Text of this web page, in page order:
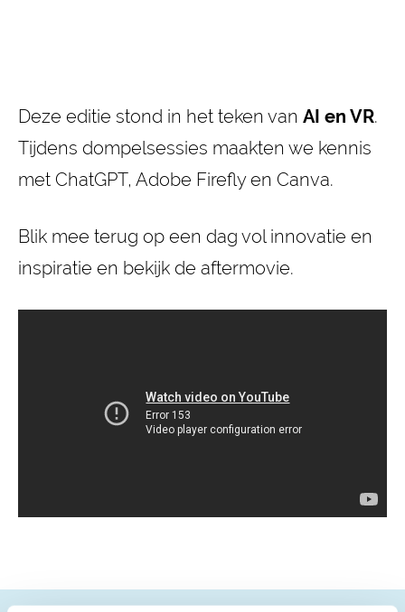
Deze editie stond in het teken van AI en VR.
Tijdens dompelsessies maakten we kennis
met ChatGPT, Adobe Firefly en Canva.
Blik mee terug op een dag vol innovatie en
inspiratie en bekijk de aftermovie.